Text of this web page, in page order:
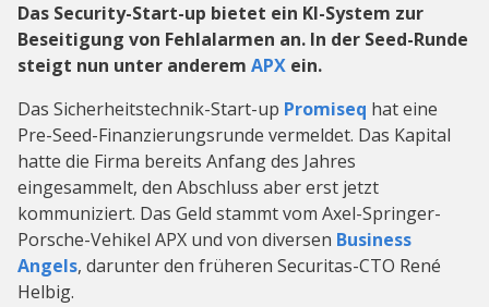
Das Security-Start-up bietet ein KI-System zur
Beseitigung von Fehlalarmen an. In der Seed-Runde
steigt nun unter anderem APX ein.
Das Sicherheitstechnik-Start-up Promiseq hat eine
Pre-Seed-Finanzierungsrunde vermeldet. Das Kapital
hatte die Firma bereits Anfang des Jahres
eingesammelt, den Abschluss aber erst jetzt
kommuniziert. Das Geld stammt vom Axel-Springer-
Porsche-Vehikel APX und von diversen Business
Angels, darunter den früheren Securitas-CTO René
Helbig.